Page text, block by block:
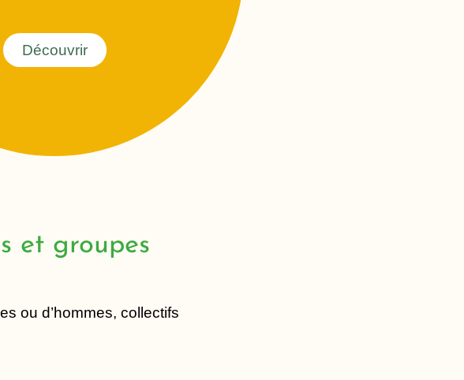
Découvrir
et groupes
ou d’hommes, collectifs